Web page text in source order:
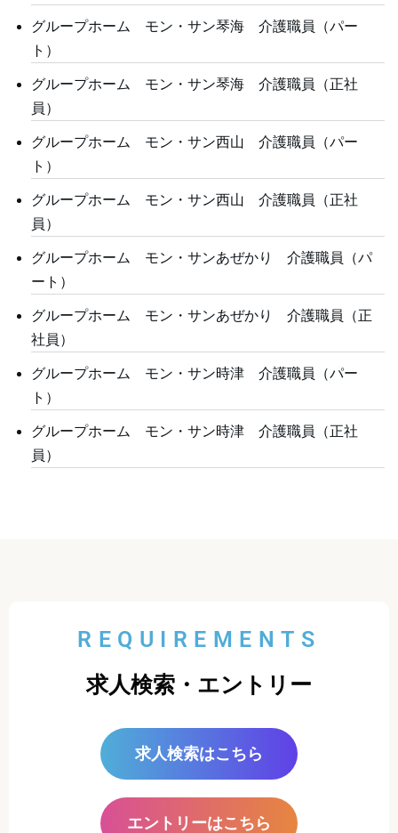
グループホーム モン・サン琴海 介護職員（パー
ト）
グループホーム モン・サン琴海 介護職員（正社
員）
グループホーム モン・サン西山 介護職員（パー
ト）
グループホーム モン・サン西山 介護職員（正社
員）
グループホーム モン・サンあぜかり 介護職員（パ
ート）
グループホーム モン・サンあぜかり 介護職員（正
社員）
グループホーム モン・サン時津 介護職員（パー
ト）
グループホーム モン・サン時津 介護職員（正社
員）
REQUIREMENTS
求人検索・エントリー
求人検索はこちら
エントリーはこちら